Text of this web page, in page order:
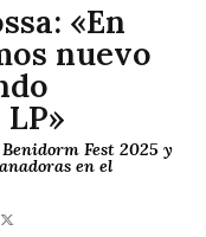
«En
nuevo
Fest 2025 y
en el